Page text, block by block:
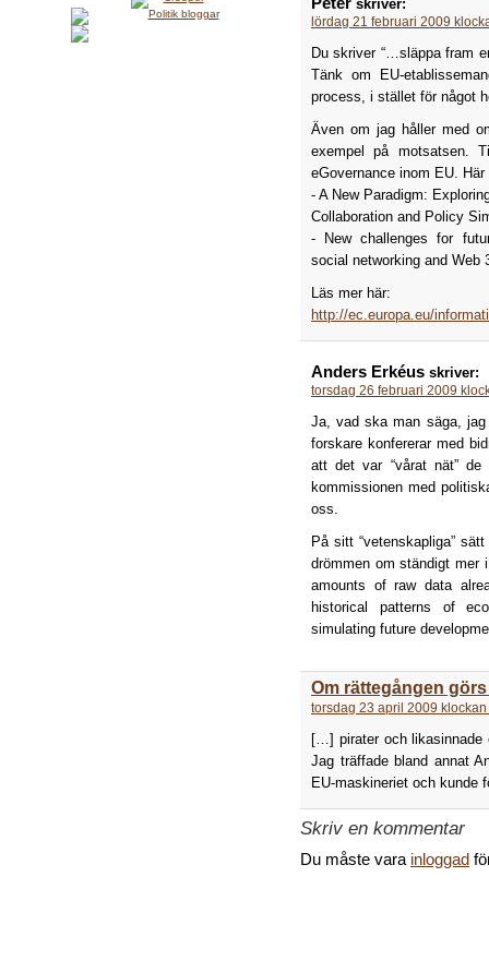
skriver:
lördag 21 februari 2009
Du skriver “…släppa fram
Tänk om EU-
process, i stället för något
Även om jag håller med
exempel på motsatsen.
eGovernance inom EU.
- A New Paradigm:
Collaboration and Policy
- New challenges for
social networking and Web
Läs mer här:
http://ec.europa.eu/
Anders Erkéus skriver:
torsdag 26 februari 2009
Ja, vad ska man säga,
forskare konfererar med
att det var “vårat nät”
kommissionen med
oss.
På sitt “vetenskapliga”
drömmen om ständigt mer
amounts of raw data
historical patterns of
simulating future
Om rättegången
torsdag 23 april 2009
[…] pirater och likasinnade
Jag träffade bland annat
EU-maskineriet och
Skriv en kommentar
Du måste vara inloggad